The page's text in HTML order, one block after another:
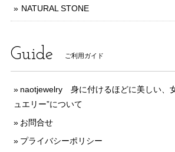
NATURAL STONE
Guide ご利用ガイド
naotjewelry 身に付けるほどに美しい、
ュエリー”について
お問合せ
プライバシーポリシー